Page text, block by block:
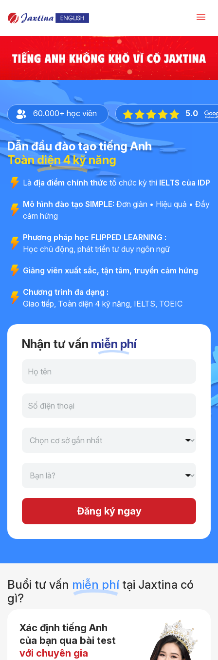
60.000+ học viên 5.0
Dẫn đầu đào tạo tiếng Anh
Toàn diện 4 kỹ năng
Là địa điểm chính thức tổ chức kỳ thi IELTS của IDP
Mô hình đào tạo SIMPLE: Đơn giản • Hiệu quả • Đầy
cảm hứng
Phương pháp học FLIPPED LEARNING :
Học chủ động, phát triển tư duy ngôn ngữ
Giảng viên xuất sắc, tận tâm, truyền cảm hứng
Chương trình đa dạng :
Giao tiếp, Toàn diện 4 kỹ năng, IELTS, TOEIC
Nhận tư vấn miễn phí
Đăng ký ngay
Buổi tư vấn miễn phítại Jaxtina có
gì?
Xác định tiếng Anh
của bạn qua bài test
với chuyên gia